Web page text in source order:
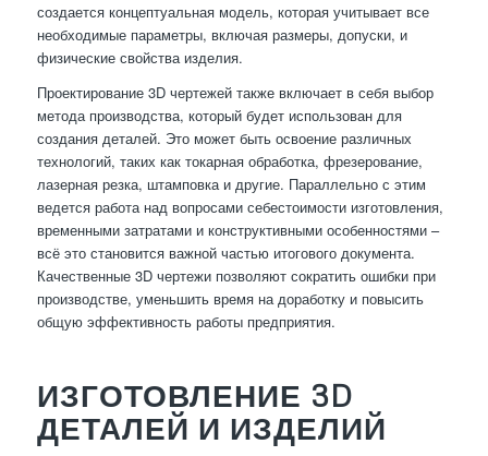
создается концептуальная модель, которая учитывает все
необходимые параметры, включая размеры, допуски, и
физические свойства изделия.
Проектирование 3D чертежей также включает в себя выбор
метода производства, который будет использован для
создания деталей. Это может быть освоение различных
технологий, таких как токарная обработка, фрезерование,
лазерная резка, штамповка и другие. Параллельно с этим
ведется работа над вопросами себестоимости изготовления,
временными затратами и конструктивными особенностями –
всё это становится важной частью итогового документа.
Качественные 3D чертежи позволяют сократить ошибки при
производстве, уменьшить время на доработку и повысить
общую эффективность работы предприятия.
ИЗГОТОВЛЕНИЕ 3D
ДЕТАЛЕЙ И ИЗДЕЛИЙ